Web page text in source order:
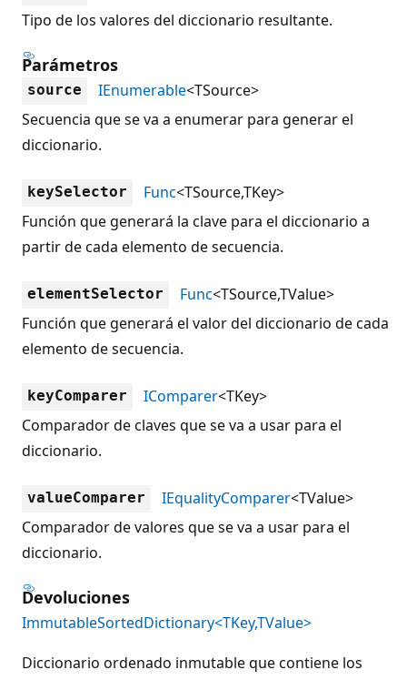
Tipo de los valores del diccionario resultante.
Parámetros
source IEnumerable<TSource>
Secuencia que se va a enumerar para generar el
diccionario.
keySelector Func<TSource,TKey>
Función que generará la clave para el diccionario a
partir de cada elemento de secuencia.
elementSelector Func<TSource,TValue>
Función que generará el valor del diccionario de cada
elemento de secuencia.
keyComparer IComparer<TKey>
Comparador de claves que se va a usar para el
diccionario.
valueComparer IEqualityComparer<TValue>
Comparador de valores que se va a usar para el
diccionario.
Devoluciones
ImmutableSortedDictionary<TKey,TValue>
Diccionario ordenado inmutable que contiene los